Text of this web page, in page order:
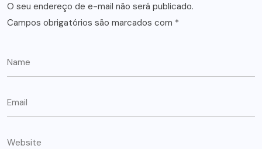
O seu endereço de e-mail não será publicado.
Campos obrigatórios são marcados com *